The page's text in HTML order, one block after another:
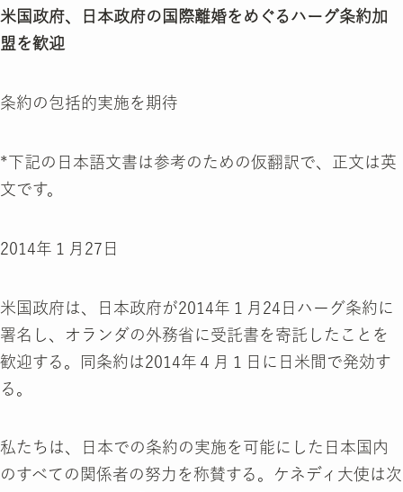
米国政府、日本政府の国際離婚をめぐるハーグ条約加
盟を歓迎
条約の包括的実施を期待
*下記の日本語文書は参考のための仮翻訳で、正文は英
文です。
2014年１月27日
米国政府は、日本政府が2014年１月24日ハーグ条約に
署名し、オランダの外務省に受託書を寄託したことを
歓迎する。同条約は2014年４月１日に日米間で発効す
る。
私たちは、日本での条約の実施を可能にした日本国内
のすべての関係者の努力を称賛する。ケネディ大使は次